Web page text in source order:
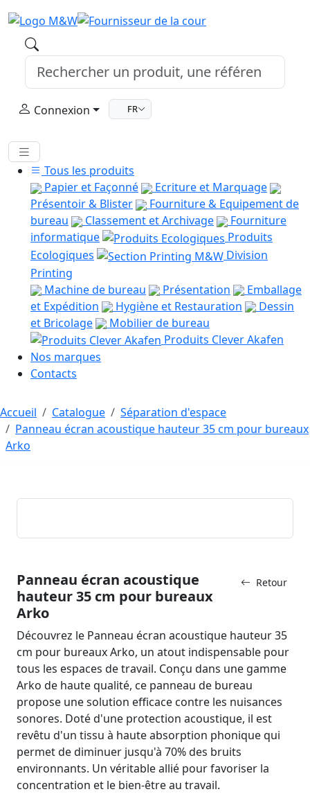
Connexion FR
Tous les produits
Papier et Façonné
Ecriture et Marquage
Présentoir & Blister
Fourniture & Equipement de
bureau
Classement et Archivage
Fourniture
informatique
Produits
Ecologiques
Division
Printing
Machine de bureau
Présentation
Emballage
et Expédition
Hygiène et Restauration
Dessin
et Bricolage
Mobilier de bureau
Produits Clever Akafen
Nos marques
Contacts
Accueil Catalogue
Séparation d'espace
Panneau écran acoustique hauteur 35 cm pour bureaux
Arko
Retour
Panneau écran acoustique
hauteur 35 cm pour bureaux
Arko
Découvrez le Panneau écran acoustique hauteur 35
cm pour bureaux Arko, un atout indispensable pour
tous les espaces de travail. Conçu dans une gamme
Arko de haute qualité, ce panneau de bureau
propose une solution efficace contre les nuisances
sonores. Doté d'une protection acoustique, il est
revêtu d'un tissu à haute absorption phonique qui
permet de diminuer jusqu'à 70% des bruits
environnants. Un véritable allié pour favoriser la
concentration et le bien-être au travail.